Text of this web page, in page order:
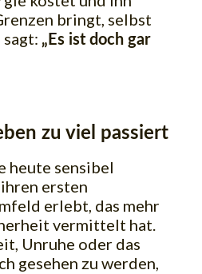
bringt, selbst
„Es ist doch gar
zu viel passiert
heute sensibel
ersten
erlebt, das mehr
vermittelt hat.
Unruhe oder das
gesehen zu werden,